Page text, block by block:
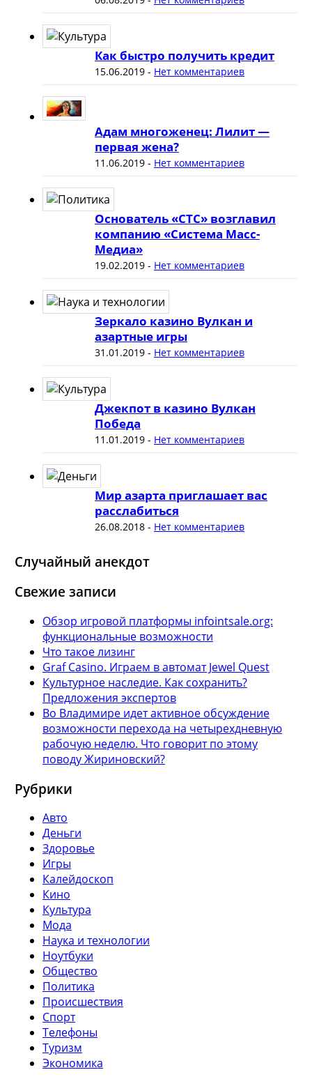
Как быстро получить кредит
15.06.2019- Нет комментариев
Адам многоженец: Лилит —
первая жена?
11.06.2019- Нет комментариев
Основатель «СТС» возглавил
компанию «Система Масс-
Медиа»
19.02.2019- Нет комментариев
Зеркало казино Вулкан и
азартные игры
31.01.2019- Нет комментариев
Джекпот в казино Вулкан
Победа
11.01.2019- Нет комментариев
Мир азарта приглашает вас
расслабиться
26.08.2018- Нет комментариев
Случайный анекдот
Свежие записи
Обзор игровой платформы infointsale.org:
функциональные возможности
Что такое лизинг
Graf Casino. Играем в автомат Jewel Quest
Культурное наследие. Как сохранить?
Предложения экспертов
Во Владимире идет активное обсуждение
возможности перехода на четырехдневную
рабочую неделю. Что говорит по этому
поводу Жириновский?
Рубрики
Авто
Деньги
Здоровье
Игры
Калейдоскоп
Кино
Культура
Мода
Наука и технологии
Ноутбуки
Общество
Политика
Происшествия
Спорт
Телефоны
Туризм
Экономика